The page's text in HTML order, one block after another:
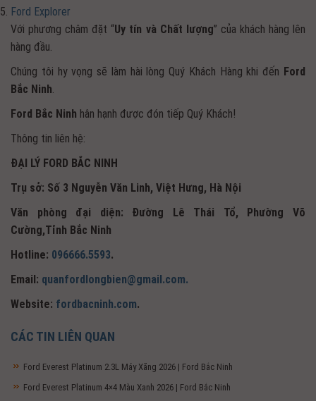
Ford Explorer
Với phương châm đặt “Uy tín và Chất lượng” của khách hàng lên
hàng đầu.
Chúng tôi hy vọng sẽ làm hài lòng Quý Khách Hàng khi đến Ford
Bắc Ninh.
Ford Bắc Ninh hân hạnh được đón tiếp Quý Khách!
Thông tin liên hệ:
ĐẠI LÝ FORD BẮC NINH
Trụ sở: Số 3 Nguyễn Văn Linh, Việt Hưng, Hà Nội
Văn phòng đại diện: Đường Lê Thái Tổ, Phường Võ
Cường,Tỉnh Bắc Ninh
Hotline: 096666.5593.
Email: quanfordlongbien@gmail.com.
Website: fordbacninh.com.
CÁC TIN LIÊN QUAN
Ford Everest Platinum 2.3L Máy Xăng 2026 | Ford Bắc Ninh
Ford Everest Platinum 4×4 Màu Xanh 2026 | Ford Bắc Ninh